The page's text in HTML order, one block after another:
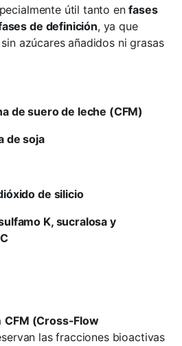
útil tanto enfases
de definición, ya que
azúcares añadidos ni grasas
de suero de leche (CFM)
de soja
de silicio
K, sucralosa y
CFM (Cross-Flow
las fracciones bioactivas